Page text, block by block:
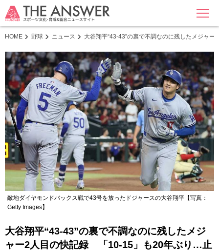
MENU
HOME 野球 ニュース 大谷翔平“43-43”の裏で不調なのに残したメジャ
敵地ダイヤモンドバックス戦で43号を放ったドジャースの大谷翔平【写真：
Getty Images】
大谷翔平“43-43”の裏で不調なのに残したメジ
ャー2人目の快記録 「10-15」も20年ぶり…止